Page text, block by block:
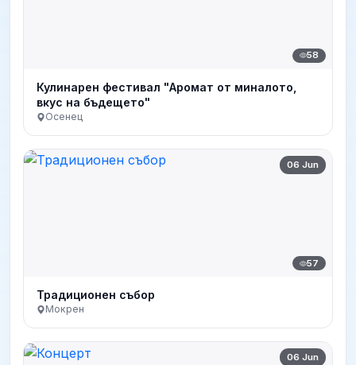
58
Кулинарен фестивал "Аромат от миналото,
вкус на бъдещето"
Осенец
06 Jun
57
Традиционен събор
Мокрен
06 Jun